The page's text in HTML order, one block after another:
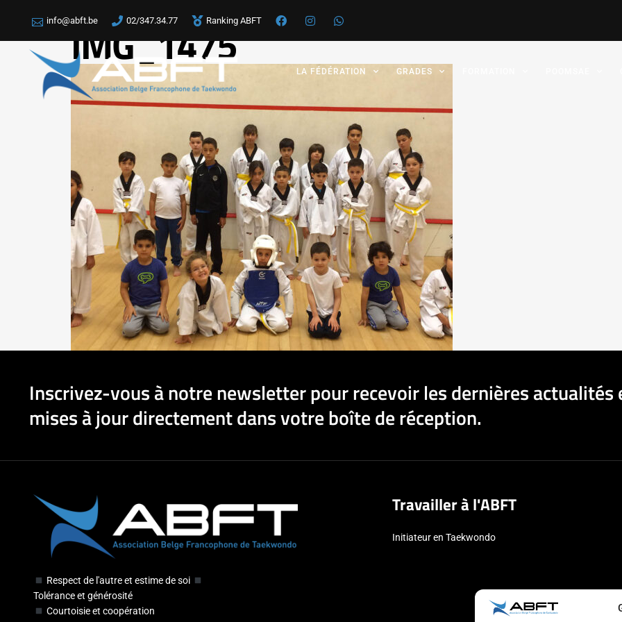
info@abft.be 02/347.34.77 Ranking ABFT
LA FÉDÉRATION GRADES
IMG_1475
Inscrivez-vous à notre newsletter pour recevoir les dernières actualités
mises à jour directement dans votre boîte de réception.
Respect de l'autre et estime de soi
Tolérance et générosité
Courtoisie et coopération
Travailler à l'ABFT
Initiateur en Taekwondo